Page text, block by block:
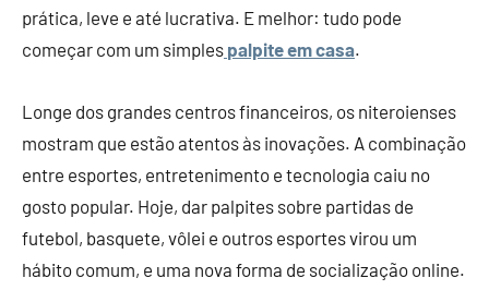
prática, leve e até lucrativa. E melhor: tudo pode
começar com um simples palpite em casa.
Longe dos grandes centros financeiros, os niteroienses
mostram que estão atentos às inovações. A combinação
entre esportes, entretenimento e tecnologia caiu no
gosto popular. Hoje, dar palpites sobre partidas de
futebol, basquete, vôlei e outros esportes virou um
hábito comum, e uma nova forma de socialização online.